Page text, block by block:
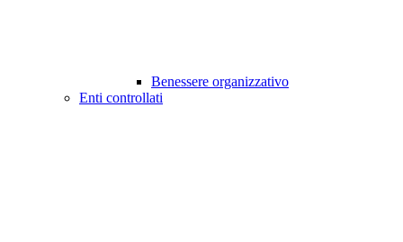
Benessere organizzativo
Enti controllati